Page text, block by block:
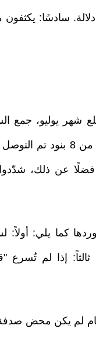
سادسًا: يكثفون
شهر يوليو، جمع
عن ذلك،
كما يلي: أولاً:
إذا لم
لم يكن محض